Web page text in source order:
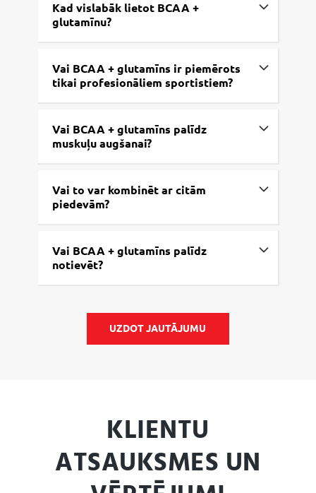
Kad vislabāk lietot BCAA +
glutamīnu?
Vai BCAA + glutamīns ir piemērots
tikai profesionāliem sportistiem?
Vai BCAA + glutamīns palīdz
muskuļu augšanai?
Vai to var kombinēt ar citām
piedevām?
Vai BCAA + glutamīns palīdz
notievēt?
UZDOT JAUTĀJUMU
KLIENTU
ATSAUKSMES UN